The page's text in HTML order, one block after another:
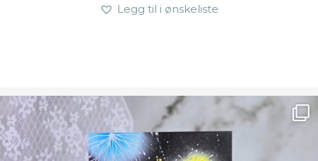
Legg til i ønskeliste
Ønsk